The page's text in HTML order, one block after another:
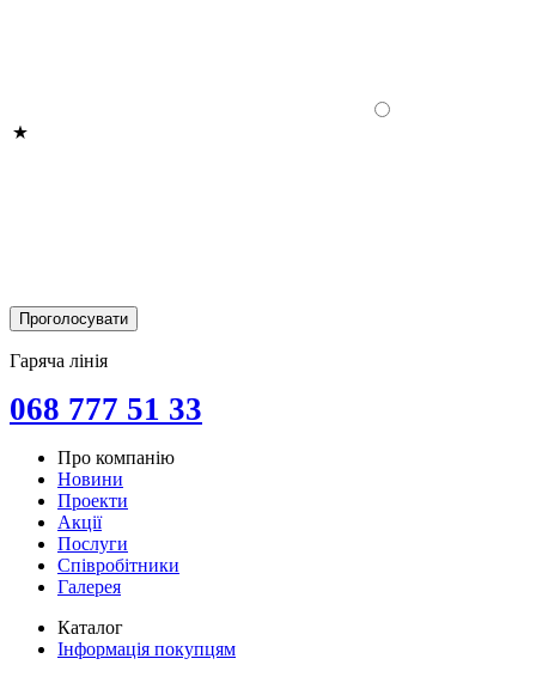
Гаряча лінія
068 777 51 33
Про компанію
Новини
Проекти
Акції
Послуги
Співробітники
Галерея
Каталог
Інформація покупцям